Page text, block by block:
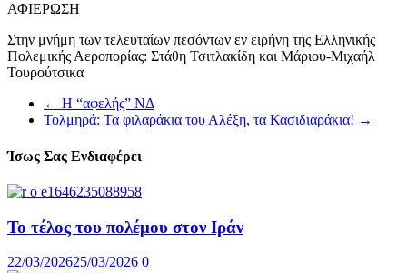
ΑΦΙΕΡΩΣΗ
Στην μνήμη των τελευταίων πεσόντων εν ειρήνη της Ελληνικής
Πολεμικής Αεροπορίας: Στάθη Τσιτλακίδη και Μάριου-Μιχαήλ
Τουρούτσικα
← Η “αφελής” ΝΔ
Τολμηρά: Τα φιλαράκια του Αλέξη, τα Κασιδιαράκια! →
Ίσως Σας Ενδιαφέρει
Το τέλος του πολέμου στον Ιράν
22/03/202625/03/2026 0